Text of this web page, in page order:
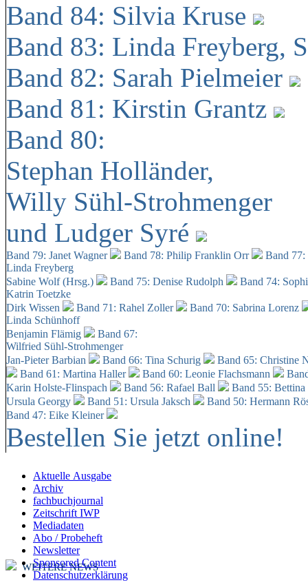
Band 84: Silvia Kruse
Band 83: Linda Freyberg,
Band 82: Sarah Pielmeier
Band 81: Kirstin Grantz
Band 80:
Stephan Holländer,
Willy Sühl-Strohmenger
und Ludger Syré
Band 79: Janet Wagner Band 78: Philip Franklin Orr
Band
Linda Freyberg
Sabine Wolf (Hrsg.)
Band 75: Denise Rudolph
Band 74:
Katrin Toetzke
Dirk Wissen
Band 71: Rahel Zoller
Band 70: Sabrina Lorenz
Linda Schünhoff
Benjamin Flämig
Band 67:
Wilfried Sühl-Strohmenger
Jan-Pieter Barbian
Band 66: Tina Schurig
Band 65: Christine
Band 61: Martina Haller
Band 60: Leonie Flachsmann
Karin Holste-Flinspach
Band 56: Rafael Ball
Band 55:
Ursula Georgy
Band 51: Ursula Jaksch Band 50: Hermann
Band 47: Eike Kleiner
Bestellen Sie jetzt online!
Aktuelle Ausgabe
Archiv
fachbuchjournal
Zeitschrift IWP
Mediadaten
Abo / Probeheft
Newsletter
Sponsored Content
Datenschutzerklärung
WEITERE NEWS